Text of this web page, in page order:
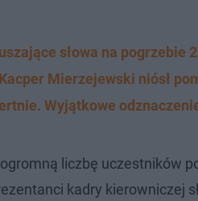
słowa na pogrzebie
Mierzejewski niósł
Wyjątkowe
liczbę uczestników
kadry kierowniczej